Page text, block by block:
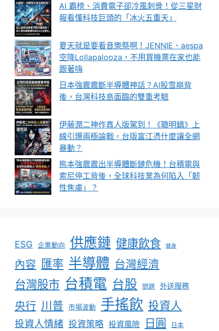
AI 霸榜、消費電子卻冷風刺骨！從三星財
報看懂科技巨頭的「冰火五重天」
夏天就是要看音樂祭啊！JENNIE、aespa
空降Lollapalooza，不用買機票在家也能
跟著嗨
日本強震震斷半導體神話？AI股雪崩背
後，台灣科技島面臨的雙重考驗
伊藤潤二神作真人版駕到！《聰明鎮》上
線引爆兩極論戰，台版富江憑什麼讓全網
暴動？
熊本強震震出半導體斷鏈危機！台積電與
索尼停工背後，全球科技業為何陷入「韌
性焦慮」？
ESG 企業動向 供應鏈 健康飲食 健身
內容 匯率 半導體 台灣經濟
台灣股市 台積電 台股 問題 外送服務
央行 川普 市場波動 手搖飲 投資人
投資人情緒 投資策略 投資風險 日圓 日本